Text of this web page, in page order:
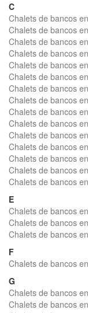
C
Chalets de bancos
Chalets de bancos
Chalets de bancos
Chalets de bancos
Chalets de bancos
Chalets de bancos
Chalets de bancos
Chalets de bancos
Chalets de bancos
Chalets de bancos
Chalets de bancos
Chalets de bancos
Chalets de bancos
Chalets de bancos
Chalets de bancos
E
Chalets de bancos
Chalets de bancos
Chalets de bancos
F
Chalets de bancos
G
Chalets de bancos
Chalets de bancos